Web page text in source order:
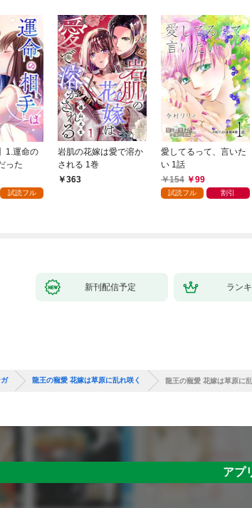
1.運命の
った
試読フル
岩肌の花嫁は愛で溶か
される 1巻
363
愛してるって、言いた
い 1話
154
99
試読フル 割引
新刊配信予定 ラン
龍王の寵愛 花嫁は草原に乱れ咲く 龍王の寵愛 花嫁は草原に
アプ